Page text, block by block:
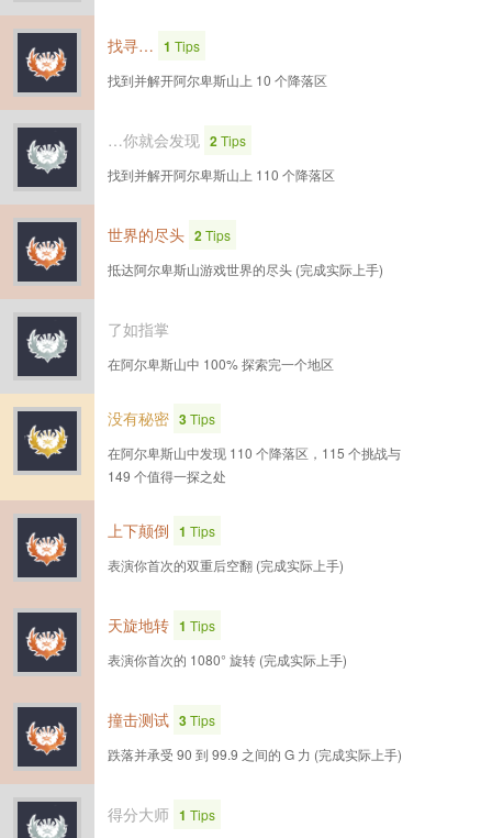
找寻… 1 Tips
找到并解开阿尔卑斯山上 10 个降落区
…你就会发现 2Tips
找到并解开阿尔卑斯山上 110 个降落区
世界的尽头 2Tips
抵达阿尔卑斯山游戏世界的尽头 (完成实际上手)
了如指掌
在阿尔卑斯山中 100% 探索完一个地区
没有秘密 3Tips
在阿尔卑斯山中发现 110 个降落区，115 个挑战与
149 个值得一探之处
上下颠倒 1 Tips
表演你首次的双重后空翻 (完成实际上手)
天旋地转 1 Tips
表演你首次的 1080° 旋转 (完成实际上手)
撞击测试 3Tips
跌落并承受 90 到 99.9 之间的 G 力 (完成实际上手)
得分大师 1 Tips